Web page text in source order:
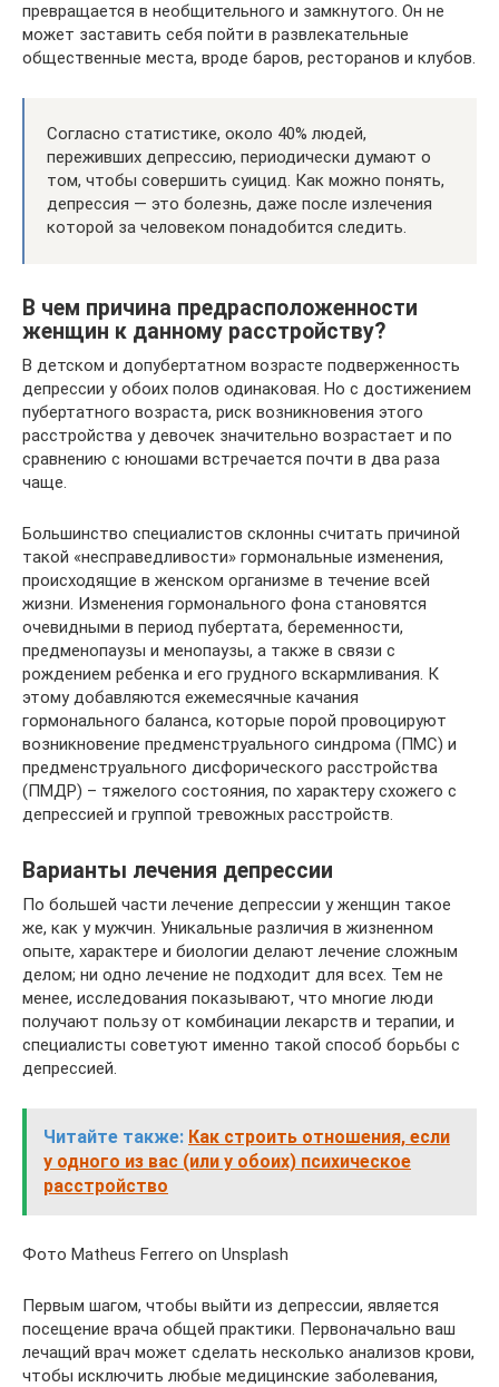
превращается в необщительного и замкнутого. Он не
может заставить себя пойти в развлекательные
общественные места, вроде баров, ресторанов и клубов.
Согласно статистике, около 40% людей,
переживших депрессию, периодически думают о
том, чтобы совершить суицид. Как можно понять,
депрессия — это болезнь, даже после излечения
которой за человеком понадобится следить.
В чем причина предрасположенности
женщин к данному расстройству?
В детском и допубертатном возрасте подверженность
депрессии у обоих полов одинаковая. Но с достижением
пубертатного возраста, риск возникновения этого
расстройства у девочек значительно возрастает и по
сравнению с юношами встречается почти в два раза
чаще.
Большинство специалистов склонны считать причиной
такой «несправедливости» гормональные изменения,
происходящие в женском организме в течение всей
жизни. Изменения гормонального фона становятся
очевидными в период пубертата, беременности,
предменопаузы и менопаузы, а также в связи с
рождением ребенка и его грудного вскармливания. К
этому добавляются ежемесячные качания
гормонального баланса, которые порой провоцируют
возникновение предменструального синдрома (ПМС) и
предменструального дисфорического расстройства
(ПМДР) – тяжелого состояния, по характеру схожего с
депрессией и группой тревожных расстройств.
Варианты лечения депрессии
По большей части лечение депрессии у женщин такое
же, как у мужчин. Уникальные различия в жизненном
опыте, характере и биологии делают лечение сложным
делом; ни одно лечение не подходит для всех. Тем не
менее, исследования показывают, что многие люди
получают пользу от комбинации лекарств и терапии, и
специалисты советуют именно такой способ борьбы с
депрессией.
Читайте также: Как строить отношения, если
у одного из вас (или у обоих) психическое
расстройство
Фото Matheus Ferrero on Unsplash
Первым шагом, чтобы выйти из депрессии, является
посещение врача общей практики. Первоначально ваш
лечащий врач может сделать несколько анализов крови,
чтобы исключить любые медицинские заболевания,